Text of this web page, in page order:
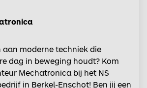
aan moderne techniek die
dag in beweging houdt? Kom
Mechatronica bij het NS
in Berkel-Enschot! Ben jij een